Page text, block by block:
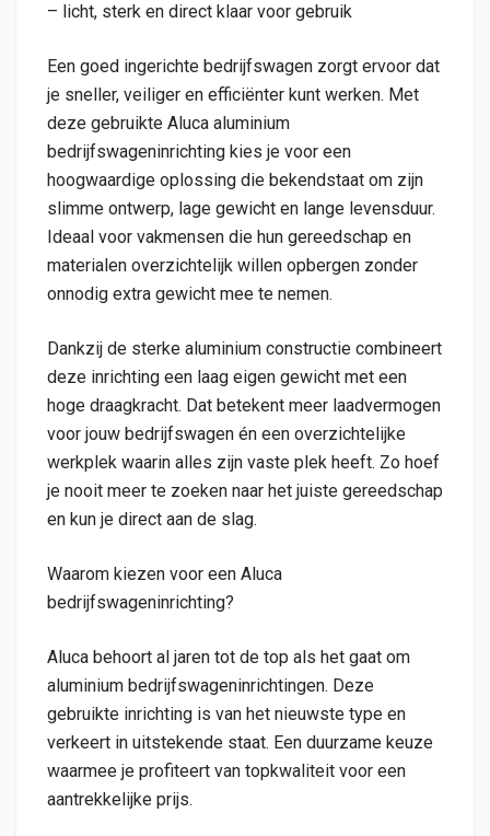
– licht, sterk en direct klaar voor gebruik
Een goed ingerichte bedrijfswagen zorgt ervoor dat
je sneller, veiliger en efficiënter kunt werken. Met
deze gebruikte Aluca aluminium
bedrijfswageninrichting kies je voor een
hoogwaardige oplossing die bekendstaat om zijn
slimme ontwerp, lage gewicht en lange levensduur.
Ideaal voor vakmensen die hun gereedschap en
materialen overzichtelijk willen opbergen zonder
onnodig extra gewicht mee te nemen.
Dankzij de sterke aluminium constructie combineert
deze inrichting een laag eigen gewicht met een
hoge draagkracht. Dat betekent meer laadvermogen
voor jouw bedrijfswagen én een overzichtelijke
werkplek waarin alles zijn vaste plek heeft. Zo hoef
je nooit meer te zoeken naar het juiste gereedschap
en kun je direct aan de slag.
Waarom kiezen voor een Aluca
bedrijfswageninrichting?
Aluca behoort al jaren tot de top als het gaat om
aluminium bedrijfswageninrichtingen. Deze
gebruikte inrichting is van het nieuwste type en
verkeert in uitstekende staat. Een duurzame keuze
waarmee je profiteert van topkwaliteit voor een
aantrekkelijke prijs.